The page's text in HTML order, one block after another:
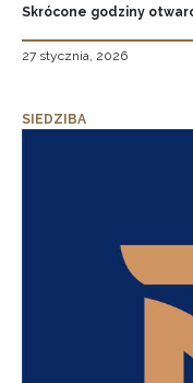
Skrócone godziny
27 stycznia, 2026
SIEDZIBA